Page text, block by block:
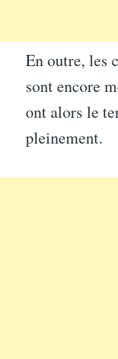
En outre, les
sont encore
ont alors le
pleinement.